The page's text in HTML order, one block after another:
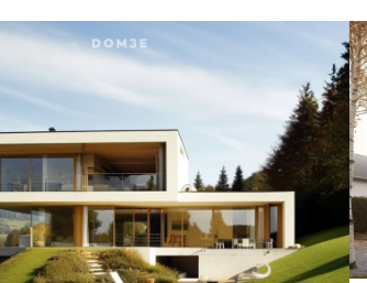
Projekt indywidualny DOM3E-02
Powierzchnia użytkowa 350 mkw.